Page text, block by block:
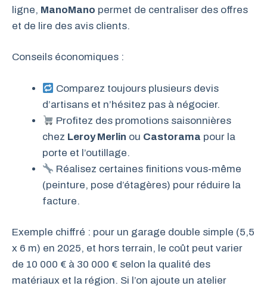
ligne, ManoMano permet de centraliser des offres
et de lire des avis clients.
Conseils économiques :
Comparez toujours plusieurs devis
d’artisans et n’hésitez pas à négocier.
Profitez des promotions saisonnières
chez Leroy Merlin ou Castorama pour la
porte et l’outillage.
Réalisez certaines finitions vous-même
(peinture, pose d’étagères) pour réduire la
facture.
Exemple chiffré : pour un garage double simple (5,5
x 6 m) en 2025, et hors terrain, le coût peut varier
de 10 000 € à 30 000 € selon la qualité des
matériaux et la région. Si l’on ajoute un atelier